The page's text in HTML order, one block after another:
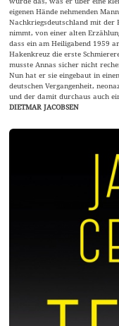
eigenen Hände nehmenden
Nachkriegsdeutschland mit
nimmt, von einer alten
dass ein am Heiligabend 1959
Hakenkreuz die erste
musste Annas sicher nicht
Nun hat er sie eingebaut in
deutschen Vergangenheit,
und der damit durchaus auch
DIETMAR JACOBSEN